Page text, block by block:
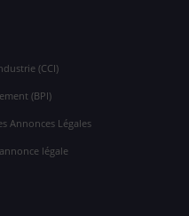
(CCI)
(BPI)
Annonces Légales
légale